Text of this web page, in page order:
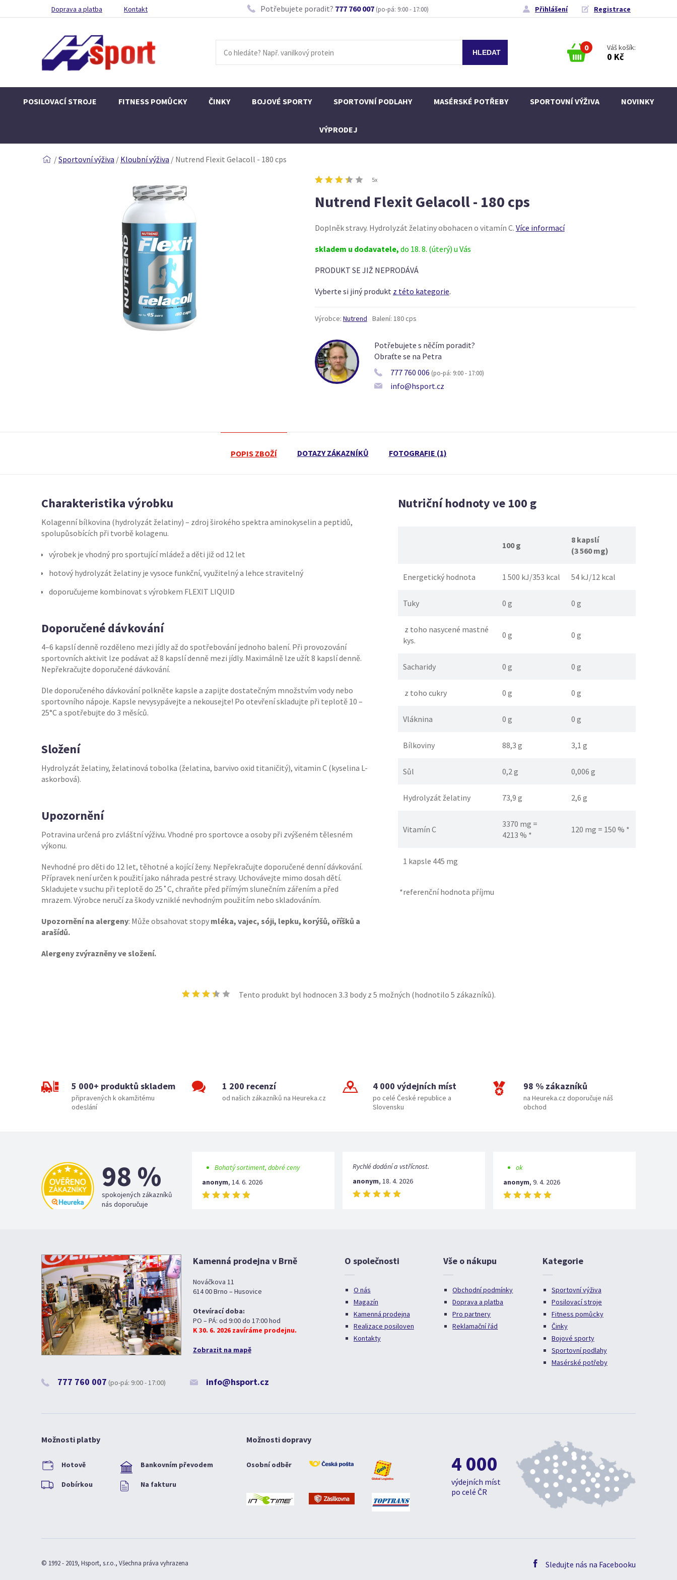
Doprava a platba Kontakt Potřebujete poradit? 777 760 007 (po-pá: 9:00 - 17:00) Přihlášení Registrace
0 Váš košík:
0 Kč
POSILOVACÍ STROJE FITNESS POMŮCKY ČINKY BOJOVÉ SPORTY SPORTOVNÍ PODLAHY MASÉRSKÉ POTŘEBY SPORTOVNÍ VÝŽIVA NOVINKY
VÝPRODEJ
/Sportovní výživa / Kloubní výživa / Nutrend Flexit Gelacoll - 180 cps
5x
Nutrend Flexit Gelacoll - 180 cps
Doplněk stravy. Hydrolyzát želatiny obohacen o vitamín C. Více informací
skladem u dodavatele, do 18. 8. (úterý) u Vás
PRODUKT SE JIŽ NEPRODÁVÁ
Vyberte si jiný produkt z této kategorie.
Výrobce: Nutrend Balení: 180 cps
Potřebujete s něčím poradit?
Obraťte se na Petra
777 760 006 (po-pá: 9:00 - 17:00)
info@hsport.cz
POPIS ZBOŽÍ DOTAZY ZÁKAZNÍKŮ FOTOGRAFIE (1)
Charakteristika výrobku
Kolagenní bílkovina (hydrolyzát želatiny) – zdroj širokého spektra aminokyselin a peptidů,
spolupůsobících při tvorbě kolagenu.
výrobek je vhodný pro sportující mládež a děti již od 12 let
hotový hydrolyzát želatiny je vysoce funkční, využitelný a lehce stravitelný
doporučujeme kombinovat s výrobkem FLEXIT LIQUID
Doporučené dávkování
4–6 kapslí denně rozděleno mezi jídly až do spotřebování jednoho balení. Při provozování
sportovních aktivit lze podávat až 8 kapslí denně mezi jídly. Maximálně lze užít 8 kapslí denně.
Nepřekračujte doporučené dávkování.
Dle doporučeného dávkování polkněte kapsle a zapijte dostatečným množstvím vody nebo
sportovního nápoje. Kapsle nevysypávejte a nekousejte! Po otevření skladujte při teplotě 10 –
25°C a spotřebujte do 3 měsíců.
Složení
Hydrolyzát želatiny, želatinová tobolka (želatina, barvivo oxid titaničitý), vitamin C (kyselina L-
askorbová).
Upozornění
Potravina určená pro zvláštní výživu. Vhodné pro sportovce a osoby při zvýšeném tělesném
výkonu.
Nevhodné pro děti do 12 let, těhotné a kojící ženy. Nepřekračujte doporučené denní dávkování.
Přípravek není určen k použití jako náhrada pestré stravy. Uchovávejte mimo dosah dětí.
Skladujete v suchu při teplotě do 25˚C, chraňte před přímým slunečním zářením a před
mrazem. Výrobce neručí za škody vzniklé nevhodným použitím nebo skladováním.
Upozornění na alergeny: Může obsahovat stopy mléka, vajec, sóji, lepku, korýšů, oříšků a
arašídů.
Alergeny zvýrazněny ve složení.
Nutriční hodnoty ve 100 g
100 g
8 kapslí
(3 560 mg)
Energetický hodnota 1 500 kJ/353 kcal 54 kJ/12 kcal
Tuky 0 g 0 g
z toho nasycené mastné
kys.
0 g 0 g
Sacharidy 0 g 0 g
z toho cukry 0 g 0 g
Vláknina 0 g 0 g
Bílkoviny 88,3 g 3,1 g
Sůl 0,2 g 0,006 g
Hydrolyzát želatiny 73,9 g 2,6 g
Vitamín C
3370 mg =
4213 % *
120 mg = 150 % *
1 kapsle 445 mg
*referenční hodnota příjmu
Tento produkt byl hodnocen 3.3 body z 5 možných (hodnotilo 5 zákazníků).
5 000+ produktů skladem
připravených k okamžitému
odeslání
1 200 recenzí
od našich zákazníků na Heureka.cz
4 000 výdejních míst
po celé České republice a
Slovensku
98 % zákazníků
na Heureka.cz doporučuje náš
obchod
98 %
spokojených zákazníků
nás doporučuje
Bohatý sortiment, dobré ceny
anonym, 14. 6. 2026
Rychlé dodání a vstřícnost.
anonym, 18. 4. 2026
ok
anonym, 9. 4. 2026
Kamenná prodejna v Brně
Nováčkova 11
614 00 Brno – Husovice
Otevírací doba:
PO – PÁ: od 9:00 do 17:00 hod
K 30. 6. 2026 zavíráme prodejnu.
Zobrazit na mapě
777 760 007 (po-pá: 9:00 - 17:00) info@hsport.cz
O společnosti
O nás
Magazín
Kamenná prodejna
Realizace posiloven
Kontakty
Vše o nákupu
Obchodní podmínky
Doprava a platba
Pro partnery
Reklamační řád
Kategorie
Sportovní výživa
Posilovací stroje
Fitness pomůcky
Činky
Bojové sporty
Sportovní podlahy
Masérské potřeby
Možnosti platby
Hotově Bankovním převodem
Dobírkou Na fakturu
Možnosti dopravy
Osobní odběr 4 000
výdejních míst
po celé ČR
Sledujte nás na Facebooku
© 1992 - 2019, Hsport, s.r.o., Všechna práva vyhrazena